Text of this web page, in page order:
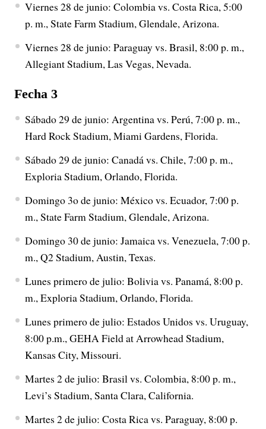
Viernes 28 de junio: Colombia vs. Costa Rica, 5:00
p. m., State Farm Stadium, Glendale, Arizona.
Viernes 28 de junio: Paraguay vs. Brasil, 8:00 p. m.,
Allegiant Stadium, Las Vegas, Nevada.
Fecha 3
Sábado 29 de junio: Argentina vs. Perú, 7:00 p. m.,
Hard Rock Stadium, Miami Gardens, Florida.
Sábado 29 de junio: Canadá vs. Chile, 7:00 p. m.,
Exploria Stadium, Orlando, Florida.
Domingo 3o de junio: México vs. Ecuador, 7:00 p.
m., State Farm Stadium, Glendale, Arizona.
Domingo 30 de junio: Jamaica vs. Venezuela, 7:00 p.
m., Q2 Stadium, Austin, Texas.
Lunes primero de julio: Bolivia vs. Panamá, 8:00 p.
m., Exploria Stadium, Orlando, Florida.
Lunes primero de julio: Estados Unidos vs. Uruguay,
8:00 p.m., GEHA Field at Arrowhead Stadium,
Kansas City, Missouri.
Martes 2 de julio: Brasil vs. Colombia, 8:00 p. m.,
Levi’s Stadium, Santa Clara, California.
Martes 2 de julio: Costa Rica vs. Paraguay, 8:00 p.